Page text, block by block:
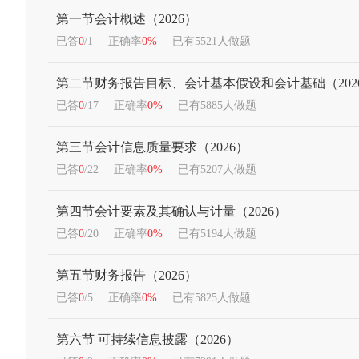
第一节会计概述（2026）
已答0/1 正确率0% 已有5521人做题
第二节财务报告目标、会计基本假设和会计基础（
已答0/17 正确率0% 已有5885人做题
第三节会计信息质量要求（2026）
已答0/22 正确率0% 已有5207人做题
第四节会计要素及其确认与计量（2026）
已答0/20 正确率0% 已有5194人做题
第五节财务报告（2026）
已答0/5 正确率0% 已有5825人做题
第六节 可持续信息披露（2026）